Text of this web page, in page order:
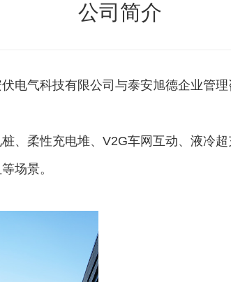
公司简介
电气科技有限公司与泰安旭德企业管
、柔性充电堆、V2G车网互动、液冷
场景。